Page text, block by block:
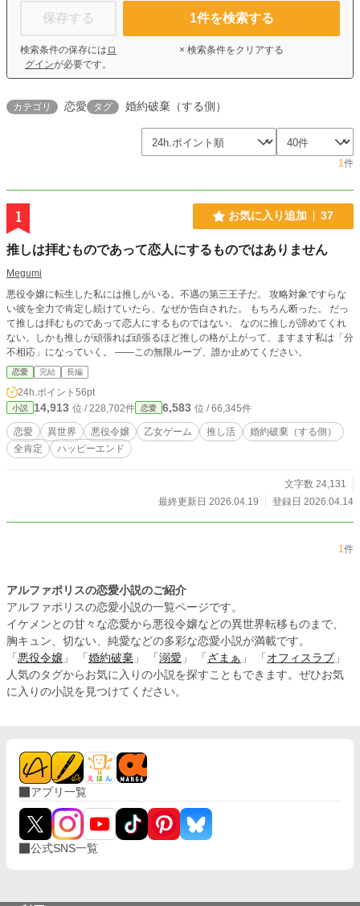
保存する
検索条件の保存には ロ
グインが必要です。
1件を検索する
× 検索条件をクリアする
カテゴリ 恋愛 タグ 婚約破棄（する側）
1件
1 お気に入り追加 37
推しは拝むものであって恋人にするものではありません
Megumi
悪役令嬢に転生した私には推しがいる。不遇の第三王子だ。 攻略対象ですらな
い彼を全力で肯定し続けていたら、なぜか告白された。 もちろん断った。 だっ
て推しは拝むものであって恋人にするものではない。 なのに推しが諦めてくれ
ない。しかも推しが頑張れば頑張るほど推しの格が上がって、ますます私は「分
不相応」になっていく。 ——この無限ループ、誰か止めてください。
恋愛 完結 長編
24h.ポイント 56pt
小説 14,913 位 / 228,702件 恋愛 6,583 位 / 66,345件
恋愛 異世界 悪役令嬢 乙女ゲーム 推し活
婚約破棄（する側）
全肯定
ハッピーエンド
文字数 24,131
最終更新日 2026.04.19
登録日 2026.04.14
1件
アルファポリスの恋愛小説のご紹介
アルファポリスの恋愛小説の一覧ページです。
イケメンとの甘々な恋愛から悪役令嬢などの異世界転移ものまで、
胸キュン、切ない、純愛などの多彩な恋愛小説が満載です。
「 悪役令嬢 」 「 婚約破棄 」 「 溺愛 」 「 ざまぁ 」 「 オフィスラブ 」
人気のタグからお気に入りの小説を探すこともできます。ぜひお気
に入りの小説を見つけてください。
アプリ一覧
公式SNS一覧